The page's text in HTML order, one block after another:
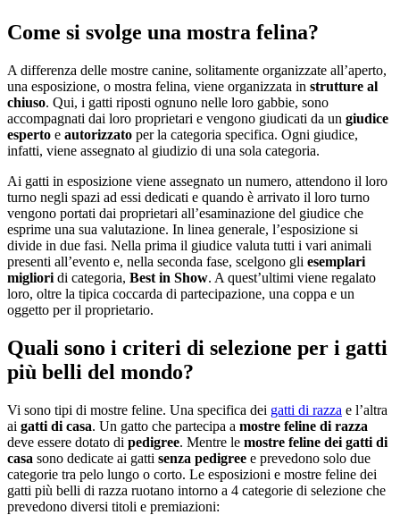
Come si svolge una mostra felina?
A differenza delle mostre canine, solitamente organizzate all’aperto,
una esposizione, o mostra felina, viene organizzata in strutture al
chiuso. Qui, i gatti riposti ognuno nelle loro gabbie, sono
accompagnati dai loro proprietari e vengono giudicati da un giudice
esperto e autorizzato per la categoria specifica. Ogni giudice,
infatti, viene assegnato al giudizio di una sola categoria.
Ai gatti in esposizione viene assegnato un numero, attendono il loro
turno negli spazi ad essi dedicati e quando è arrivato il loro turno
vengono portati dai proprietari all’esaminazione del giudice che
esprime una sua valutazione. In linea generale, l’esposizione si
divide in due fasi. Nella prima il giudice valuta tutti i vari animali
presenti all’evento e, nella seconda fase, scelgono gli esemplari
migliori di categoria, Best in Show. A quest’ultimi viene regalato
loro, oltre la tipica coccarda di partecipazione, una coppa e un
oggetto per il proprietario.
Quali sono i criteri di selezione per i gatti
più belli del mondo?
Vi sono tipi di mostre feline. Una specifica dei gatti di razza e l’altra
ai gatti di casa. Un gatto che partecipa a mostre feline di razza
deve essere dotato di pedigree. Mentre le mostre feline dei gatti di
casa sono dedicate ai gatti senza pedigree e prevedono solo due
categorie tra pelo lungo o corto. Le esposizioni e mostre feline dei
gatti più belli di razza ruotano intorno a 4 categorie di selezione che
prevedono diversi titoli e premiazioni: